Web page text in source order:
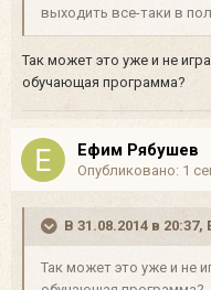
выходить все-таки в
Так может это уже и не
обучающая программа?
Ефим Рябушев
Опубликовано: 1
В 31.08.2014 в
Так может это уже и не